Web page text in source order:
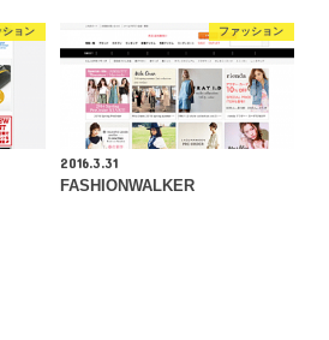
ション ファッション
2016.3.31
FASHIONWALKER